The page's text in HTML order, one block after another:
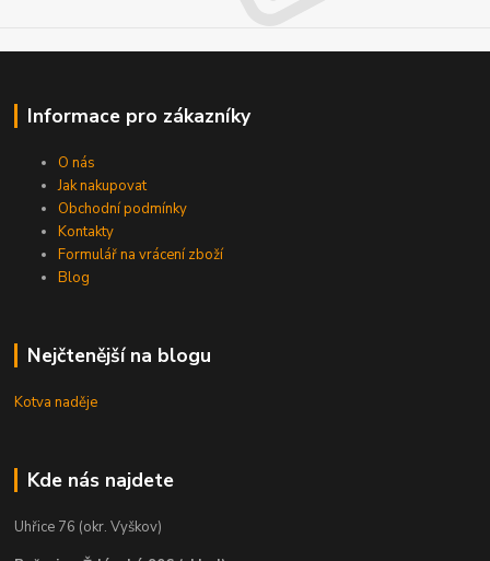
Informace pro zákazníky
O nás
Jak nakupovat
Obchodní podmínky
Kontakty
Formulář na vrácení zboží
Blog
Nejčtenější na blogu
Kotva naděje
Kde nás najdete
Uhřice 76 (okr. Vyškov)